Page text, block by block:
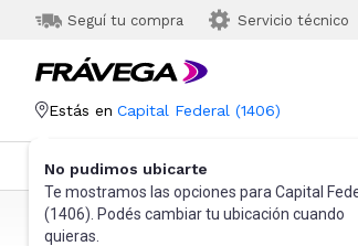
Seguí tu compra Servicio técnico
Estás en Capital Federal (1406)
No pudimos ubicarte
Te mostramos las opciones para Capital
(1406). Podés cambiar tu ubicación cuando
quieras.
Categorías Más Vendidos
Frávega Artículos de Librería y Papelería